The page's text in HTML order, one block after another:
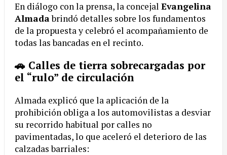
En diálogo con la prensa, la concejal Evangelina
Almadabrindó detalles sobre los fundamentos
de la propuesta y celebró el acompañamiento de
todas las bancadas en el recinto.
🚗 Calles de tierra sobrecargadas por
el “rulo” de circulación
Almada explicó que la aplicación de la
prohibición obliga a los automovilistas a desviar
su recorrido habitual por calles no
pavimentadas, lo que aceleró el deterioro de las
calzadas barriales: